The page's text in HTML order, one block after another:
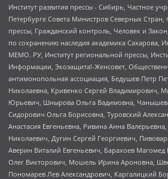
Институт развития прессы - Сибирь, Частное
Петербурге Совета Министров Северных
прессы, Гражданский контроль, Человек и
по сохранению наследия академика Сахарова,
МЕМО. РУ, Институт региональной прессы,
Информации, Экозащита!-Женсовет,
антимонопольная ассоциация, Бедушев Петр
Николаевна, Кривенко Сергей Владимирович,
Юрьевич, Шнырова Ольга Вадимовна,
Сидорович Ольга Борисовна, Туровский
Анастасия Евгеньевна, Ривина Анна
Николаевич, Дугин Сергей Георгиевич,
Аверин Виталий Евгеньевич, Барахоев
Олег Викторович, Мошель Ирина Ароновна,
Пономарев Лев Александрович, Каргалицкий